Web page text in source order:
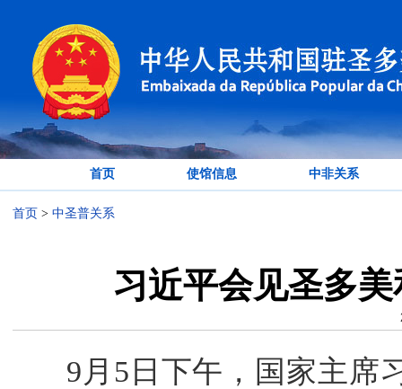
首页 使馆信息 中非关系
首页 > 中圣普关系
习近平会见圣多
9月5日下午，国家主席